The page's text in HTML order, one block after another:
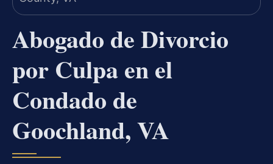
Abogado de Divorcio
por Culpa en el
Condado de
Goochland, VA